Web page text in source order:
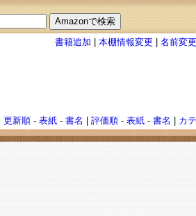
書籍追加 |本棚情報変更 |名前変
更新順 -表紙 -書名 |評価順 -表紙 -書名 カ